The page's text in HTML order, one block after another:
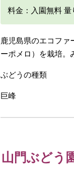
料金：入園無料 量
鹿児島県のエコファ
ーポメロ）を栽培。
ぶどうの種類
巨峰
山門ぶどう